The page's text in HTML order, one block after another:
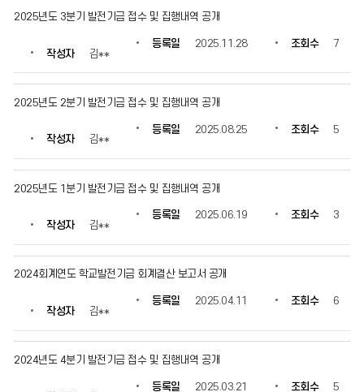
보
할
수
2025년도 3분기 발전기금 접수 및 집행내역 공개
작성자 김**
등록일 2025.11.28 조회수 7
2025년도 2분기 발전기금 접수 및 집행내역 공개
작성자 김**
등록일 2025.08.25 조회수 5
2025년도 1분기 발전기금 접수 및 집행내역 공개
작성자 김**
등록일 2025.06.19 조회수 3
2024회계연도 학교발전기금 회계결산 보고서 공개
작성자 김**
등록일 2025.04.11 조회수 6
2024년도 4분기 발전기금 접수 및 집행내역 공개
등록일 2025.03.21 조회수 5